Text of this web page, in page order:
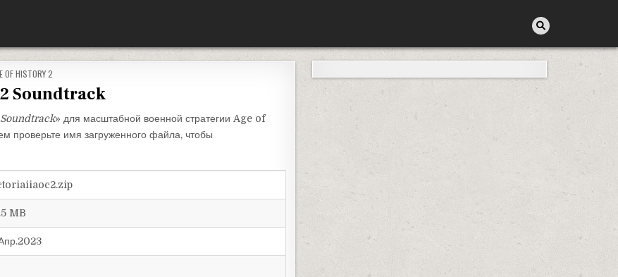
В
OF HISTORY 2
Soundtrack
» для масштабной военной стратегии Age of
имя загруженного файла, чтобы
MB